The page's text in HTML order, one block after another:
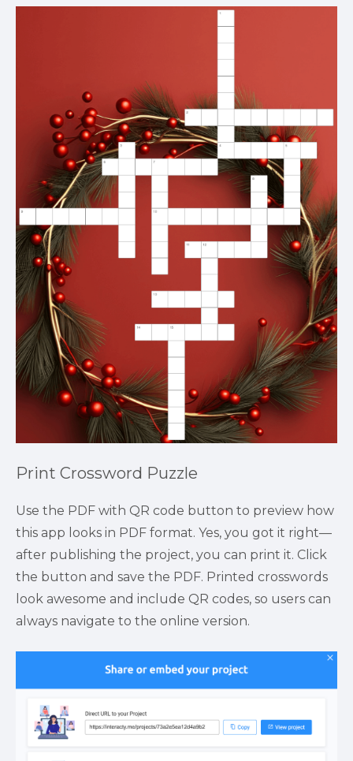
Print Crossword Puzzle
Use the PDF with QR code button to preview how
this app looks in PDF format. Yes, you got it right—
after publishing the project, you can print it. Click
the button and save the PDF. Printed crosswords
look awesome and include QR codes, so users can
always navigate to the online version.